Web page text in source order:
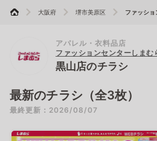
大阪府 堺市美原区 ファッシ
アパレル・衣料品店
ファッションセンターしまむ
黒山店のチラシ
最新のチラシ（全3枚）
最終更新：2026/08/07